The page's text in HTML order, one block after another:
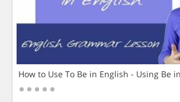
How to Use To Be in English - Using Be